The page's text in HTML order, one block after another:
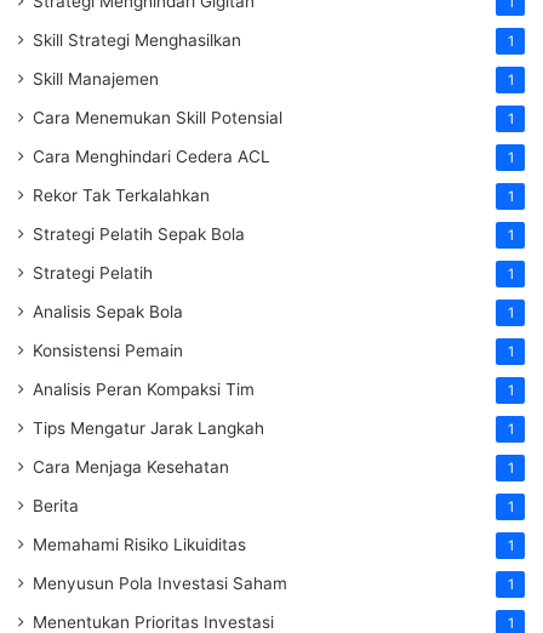
Skill Strategi Menghasilkan 1
Skill Manajemen 1
Cara Menemukan Skill Potensial 1
Cara Menghindari Cedera ACL 1
Rekor Tak Terkalahkan 1
Strategi Pelatih Sepak Bola 1
Strategi Pelatih 1
Analisis Sepak Bola 1
Konsistensi Pemain 1
Analisis Peran Kompaksi Tim 1
Tips Mengatur Jarak Langkah 1
Cara Menjaga Kesehatan 1
Berita 1
Memahami Risiko Likuiditas 1
Menyusun Pola Investasi Saham 1
Menentukan Prioritas Investasi 1